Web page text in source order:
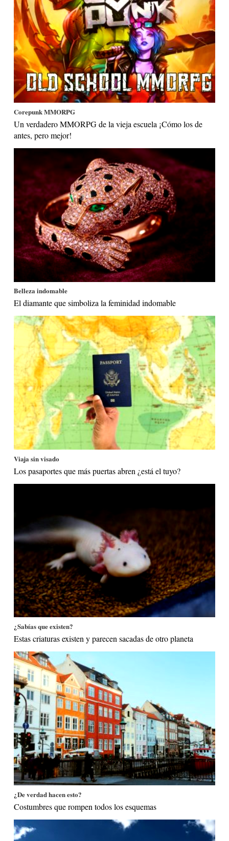
Corepunk MMORPG
Un verdadero MMORPG de la vieja escuela ¡Cómo los de
antes, pero mejor!
Belleza indomable
El diamante que simboliza la feminidad indomable
Viaja sin visado
Los pasaportes que más puertas abren ¿está el tuyo?
¿Sabías que existen?
Estas criaturas existen y parecen sacadas de otro planeta
¿De verdad hacen esto?
Costumbres que rompen todos los esquemas